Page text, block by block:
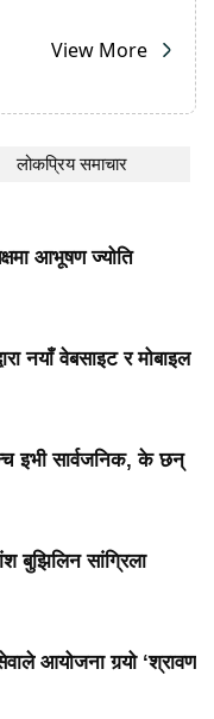
लोकप्रिय समाचार
आभूषण ज्योति
नयाँ वेबसाइट र मोबाइल
इभी सार्वजनिक, के छन्
बुझिलिन सांग्रिला
आयोजना गर्‍यो ‘श्रावण